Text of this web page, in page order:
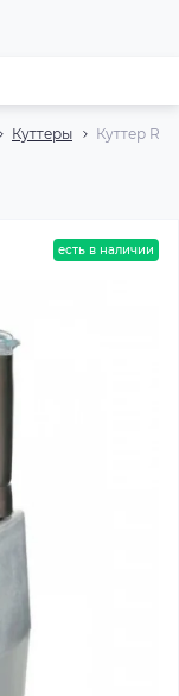
Куттеры Куттер
есть в наличии